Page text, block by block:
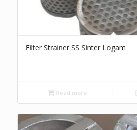
Filter Strainer SS Sinter Logam
Read more